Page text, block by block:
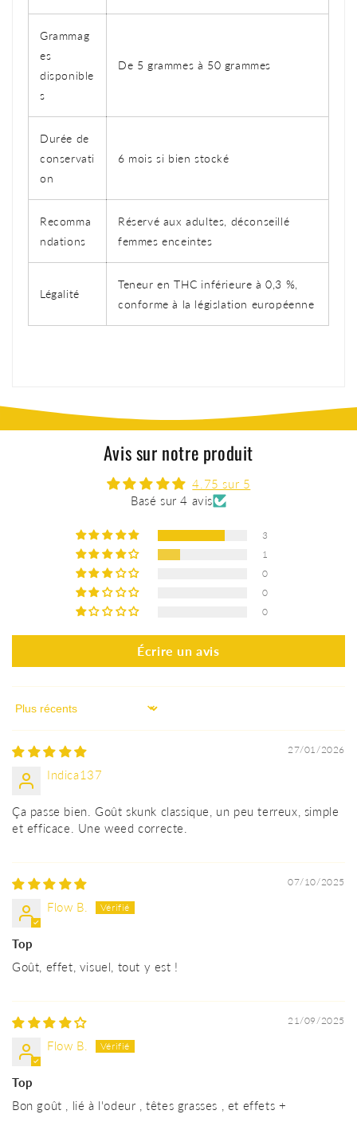
Grammag
es
disponible
s
De 5 grammes à 50 grammes
Durée de
conservati
on
6 mois si bien stocké
Recomma
ndations
Réservé aux adultes, déconseillé
femmes enceintes
Légalité
Teneur en THC inférieure à 0,3 %,
conforme à la législation européenne
Avis sur notre produit
4.75 sur 5
Basé sur 4 avis
3
1
0
0
0
Écrire un avis
Sort by
27/01/2026
Indica137
Ça passe bien. Goût skunk classique, un peu terreux, simple
et efficace. Une weed correcte.
07/10/2025
Flow B.
Top
Goût, effet, visuel, tout y est !
21/09/2025
Flow B.
Top
Bon goût , lié à l'odeur , têtes grasses , et effets +